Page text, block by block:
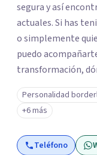
segura y así
actuales. Si has
o simplemente
puedo
transformación,
que te ha aqueja.
seguro respetuoso
Personalidad
+6 más
Teléfono